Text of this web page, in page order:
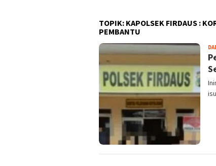
TOPIK: KAPOLSEK FIRDAUS :
PEMBANTU